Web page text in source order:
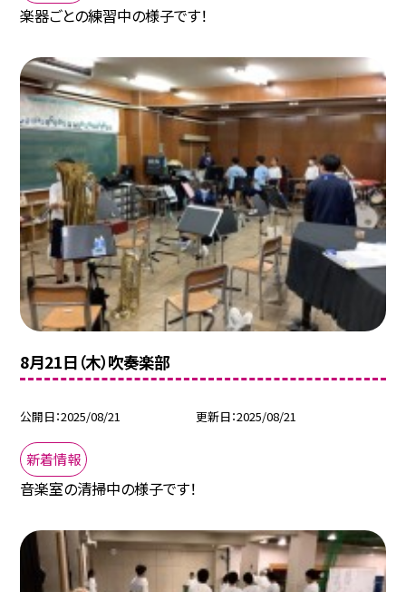
楽器ごとの練習中の様子です！
8月21日（木）吹奏楽部
公開日 2025/08/21 更新日 2025/08/21
新着情報
音楽室の清掃中の様子です！